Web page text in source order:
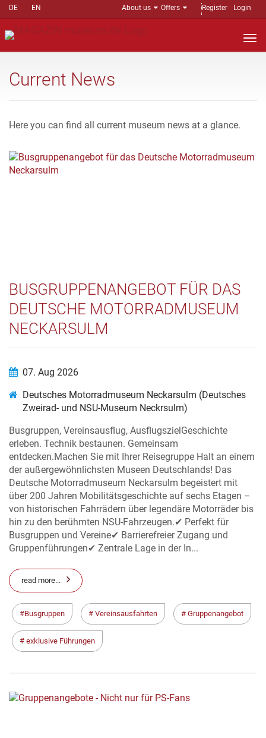
DE EN About us Offers Register Login
Current News
Here you can find all current museum news at a glance.
BUSGRUPPENANGEBOT FÜR DAS
DEUTSCHE MOTORRADMUSEUM
NECKARSULM
07. Aug 2026
Deutsches Motorradmuseum Neckarsulm (Deutsches
Zweirad- und NSU-Museum Neckrsulm)
Busgruppen, Vereinsausflug, AusflugszielGeschichte
erleben. Technik bestaunen. Gemeinsam
entdecken.Machen Sie mit Ihrer Reisegruppe Halt an einem
der außergewöhnlichsten Museen Deutschlands! Das
Deutsche Motorradmuseum Neckarsulm begeistert mit
über 200 Jahren Mobilitätsgeschichte auf sechs Etagen –
von historischen Fahrrädern über legendäre Motorräder bis
hin zu den berühmten NSU-Fahrzeugen.✔ Perfekt für
Busgruppen und Vereine✔ Barrierefreier Zugang und
Gruppenführungen✔ Zentrale Lage in der In...
read more...
Busgruppen Vereinsausfahrten Gruppenangebot
exklusive Führungen